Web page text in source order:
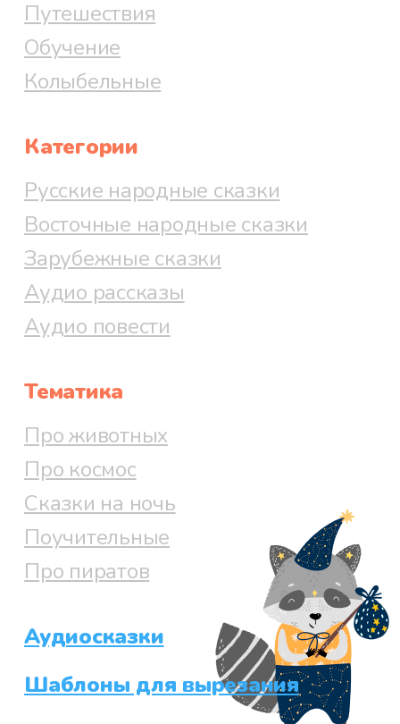
Путешествия
Обучение
Колыбельные
Категории
Русские народные сказки
Восточные народные сказки
Зарубежные сказки
Аудио рассказы
Аудио повести
Тематика
Про животных
Про космос
Сказки на ночь
Поучительные
Про пиратов
Аудиосказки
Шаблоны для вырезания